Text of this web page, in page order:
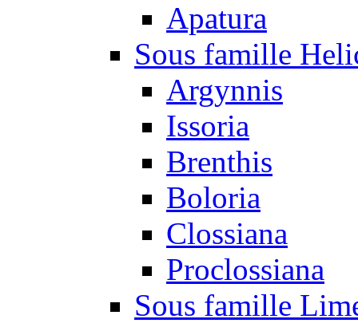
Apatura
Sous famille
Argynnis
Issoria
Brenthis
Boloria
Clossiana
Proclossiana
Sous famille